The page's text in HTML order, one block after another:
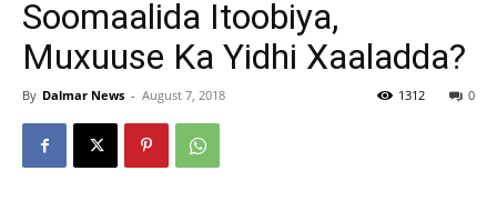
Soomaalida Itoobiya,
Muxuuse Ka Yidhi Xaaladda?
By Dalmar News - August 7, 2018 0
1312